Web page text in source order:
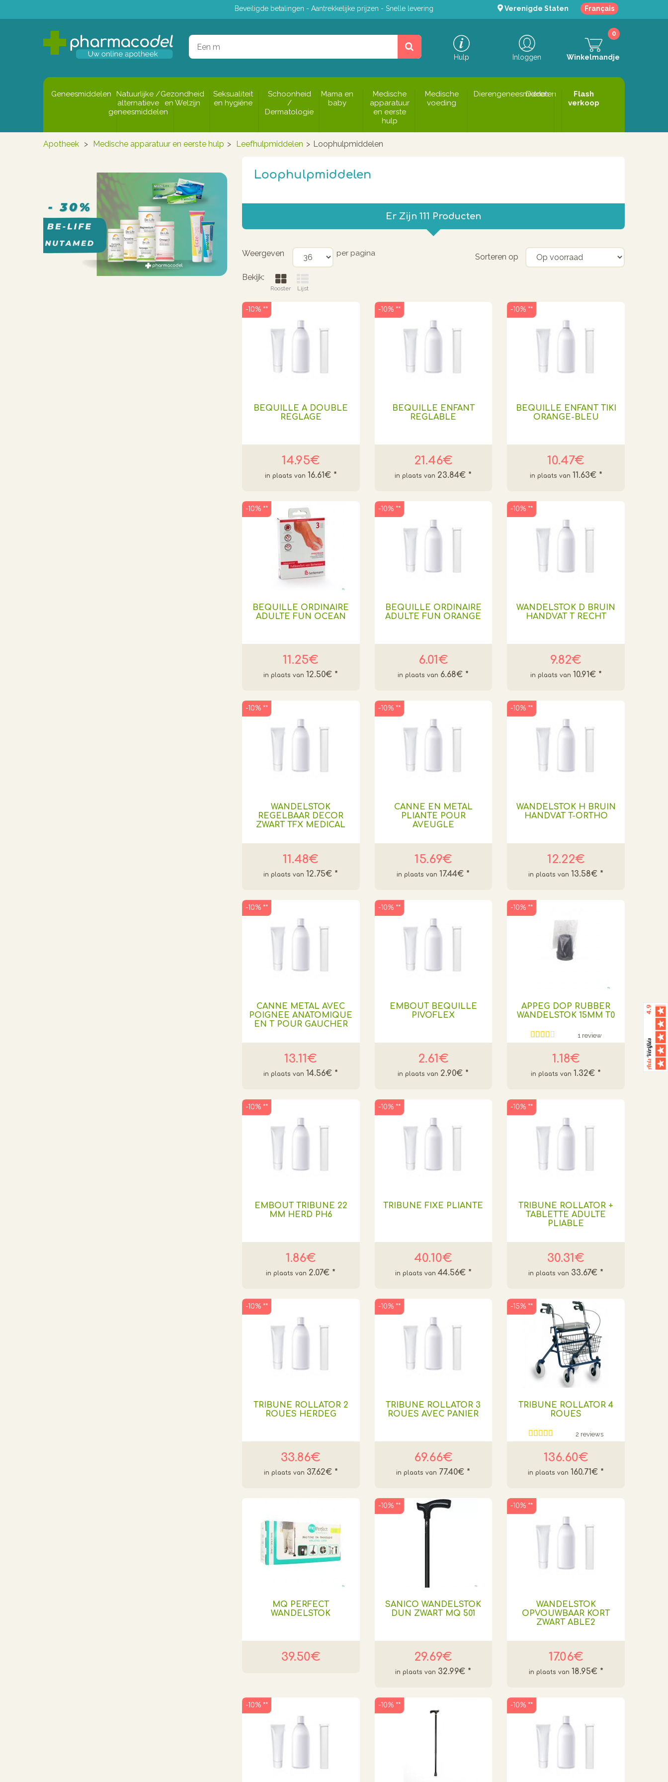
Beveiligde betalingen - Aantrekkelijke prijzen - Snelle levering Verenigde Staten Français
Hulp Inloggen Winkelmandje
0
Geneesmiddelen
Natuurlijke /
alternatieve
geneesmiddelen
Gezondheid
en Welzijn
Seksualiteit
en hygiëne
Schoonheid
/
Dermatologie
Mama en
baby
Medische
apparatuur
en eerste
hulp
Medische
voeding
Dierengeneesmiddelen
Dieren
Flash
verkoop
Apotheek > Medische apparatuur en eerste hulp > Leefhulpmiddelen > Loophulpmiddelen
Loophulpmiddelen
Er Zijn 111 Producten
Weergeven per pagina Sorteren op
Bekijk:
Rooster Lijst
BEQUILLE A DOUBLE
REGLAGE
14.95€
16.61€ *
-10% **
BEQUILLE ENFANT
REGLABLE
21.46€
23.84€ *
-10% **
BEQUILLE ENFANT TIKI
ORANGE-BLEU
10.47€
11.63€ *
-10% **
BEQUILLE ORDINAIRE
ADULTE FUN OCEAN
11.25€
12.50€ *
-10% **
BEQUILLE ORDINAIRE
ADULTE FUN ORANGE
6.01€
6.68€ *
-10% **
WANDELSTOK D BRUIN
HANDVAT T RECHT
9.82€
10.91€ *
-10% **
WANDELSTOK
REGELBAAR DECOR
ZWART TFX MEDICAL
11.48€
12.75€ *
-10% **
CANNE EN METAL
PLIANTE POUR
AVEUGLE
15.69€
17.44€ *
-10% **
WANDELSTOK H BRUIN
HANDVAT T-ORTHO
12.22€
13.58€ *
-10% **
CANNE METAL AVEC
POIGNEE ANATOMIQUE
EN T POUR GAUCHER
13.11€
14.56€ *
-10% **
EMBOUT BEQUILLE
PIVOFLEX
2.61€
2.90€ *
-10% **
APPEG DOP RUBBER
WANDELSTOK 15MM T0
1 review
1.18€
1.32€ *
-10% **
EMBOUT TRIBUNE 22
MM HERD PH6
1.86€
2.07€ *
-10% **
TRIBUNE FIXE PLIANTE
40.10€
44.56€ *
-10% **
TRIBUNE ROLLATOR +
TABLETTE ADULTE
PLIABLE
30.31€
33.67€ *
-10% **
TRIBUNE ROLLATOR 2
ROUES HERDEG
33.86€
37.62€ *
-10% **
TRIBUNE ROLLATOR 3
ROUES AVEC PANIER
69.66€
77.40€ *
-10% **
TRIBUNE ROLLATOR 4
ROUES
2 reviews
136.60€
160.71€ *
-15% **
MQ PERFECT
WANDELSTOK
39.50€
SANICO WANDELSTOK
DUN ZWART MQ 501
29.69€
32.99€ *
-10% **
WANDELSTOK
OPVOUWBAAR KORT
ZWART ABLE2
17.06€
18.95€ *
-10% **
-10% ** -10% ** -10% **